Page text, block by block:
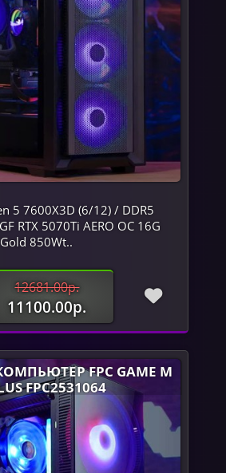
5 7600X3D (6/12) / DDR5
RTX 5070Ti AERO OC 16G
850Wt..
12681.00р.
11100.00р.
FPC GAME M
FPC2531064